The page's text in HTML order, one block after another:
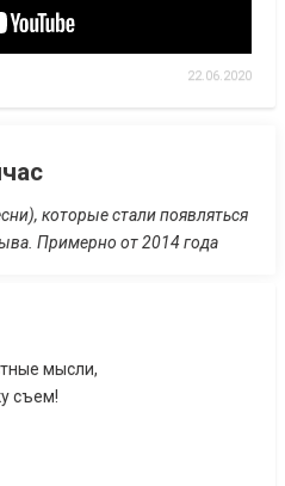
22.06.2020
которые стали появляться
Примерно от 2014 года
мысли,
съем!